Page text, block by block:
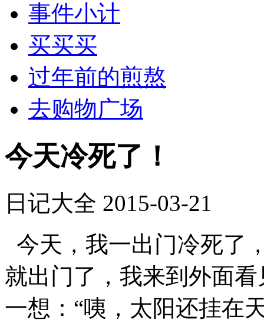
事件小计
买买买
过年前的煎熬
去购物广场
今天冷死了！
日记大全 2015-03-21
今天，我一出门冷死了
就出门了，我来到外面
一想：“咦，太阳还挂在